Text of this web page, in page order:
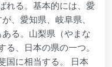
れる。基本的には、愛
、愛知県、岐阜県、
る。山梨県（やまな
る、日本の県の一つ。
国に相当する。 日本